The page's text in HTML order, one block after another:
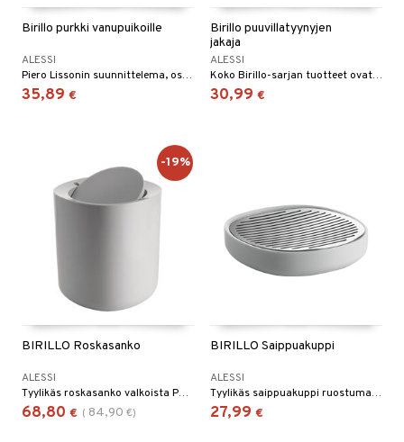
Birillo purkki vanupuikoille
ALESSI
Piero Lissonin suunnittelema, osa sarjaa Birillo.
35,89 €
Birillo puuvillatyynyjen
jakaja
ALESSI
Koko Birillo-sarjan tuotteet ovat minimaalisia ja tarpeellisia neliskulmaisen muotonsa ja pyöristettyjen reunojen vuoksi.
30,99 €
BIRILLO Roskasanko
ALESSI
Tyylikäs roskasanko valkoista PMMA-muovia, sarjasta "Birillo".
68,80 € ( 84,90 €)
-19%
BIRILLO Saippuakuppi
ALESSI
Tyylikäs saippuakuppi ruostumatonta terästä ja valkoista PMMA-muovia, sarjasta "Birillo".
27,99 €